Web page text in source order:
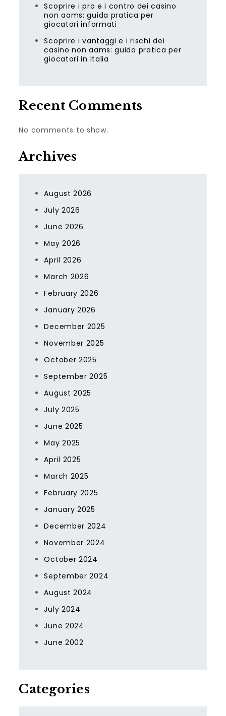
Scoprire i pro e i contro dei casino
non aams: guida pratica per
giocatori informati
Scoprire i vantaggi e i rischi dei
casino non aams: guida pratica per
giocatori in Italia
Recent Comments
No comments to show.
Archives
August 2026
July 2026
June 2026
May 2026
April 2026
March 2026
February 2026
January 2026
December 2025
November 2025
October 2025
September 2025
August 2025
July 2025
June 2025
May 2025
April 2025
March 2025
February 2025
January 2025
December 2024
November 2024
October 2024
September 2024
August 2024
July 2024
June 2024
June 2002
Categories